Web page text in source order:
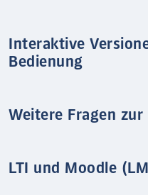
Interaktive
Bedienung
Weitere Fragen zur
LTI und Moodle